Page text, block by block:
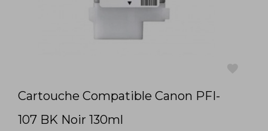
Cartouche Compatible Canon PFI-
107 BK Noir 130ml